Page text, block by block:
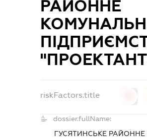
РАЙОННЕ
riskFactors.title
dossier.fullName:
ГУСЯТИНСЬКЕ РАЙОННЕ